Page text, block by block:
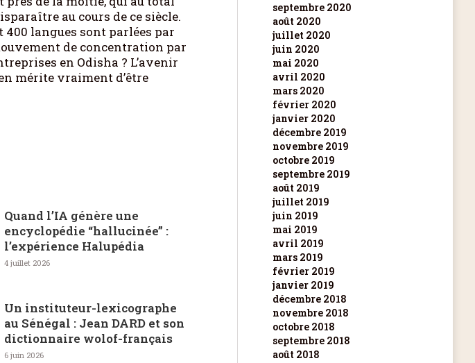
au cours de ce siècle.
400 langues sont parlées par
de concentration par
en Odisha ? L’avenir
mérite vraiment d’être
Quand l’IA génère une
encyclopédie “hallucinée” :
l’expérience Halupédia
4 juillet 2026
Un instituteur-lexicographe
au Sénégal : Jean DARD et son
dictionnaire wolof-français
6 juin 2026
septembre 2020
août 2020
juillet 2020
juin 2020
mai 2020
avril 2020
mars 2020
février 2020
janvier 2020
décembre 2019
novembre 2019
octobre 2019
septembre 2019
août 2019
juillet 2019
juin 2019
mai 2019
avril 2019
mars 2019
février 2019
janvier 2019
décembre 2018
novembre 2018
octobre 2018
septembre 2018
août 2018